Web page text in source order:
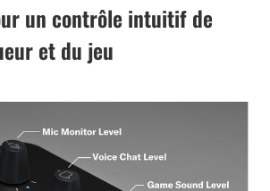
un contrôle intuitif de
et du jeu